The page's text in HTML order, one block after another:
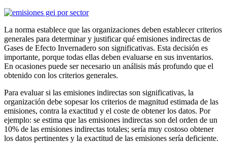
La norma establece que las organizaciones deben establecer criterios
generales para determinar y justificar qué emisiones indirectas de
Gases de Efecto Invernadero son significativas. Esta decisión es
importante, porque todas ellas deben evaluarse en sus inventarios.
En ocasiones puede ser necesario un análisis más profundo que el
obtenido con los criterios generales.
Para evaluar si las emisiones indirectas son significativas, la
organización debe sopesar los criterios de magnitud estimada de las
emisiones, contra la exactitud y el coste de obtener los datos. Por
ejemplo: se estima que las emisiones indirectas son del orden de un
10% de las emisiones indirectas totales; sería muy costoso obtener
los datos pertinentes y la exactitud de las emisiones sería deficiente.